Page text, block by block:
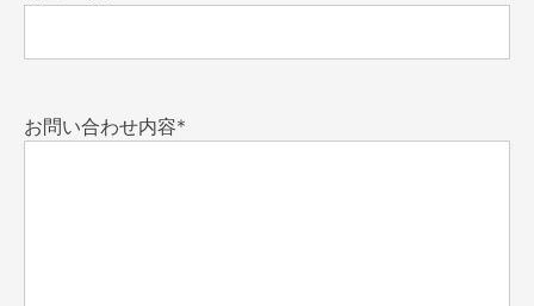
お問い合わせ内容*